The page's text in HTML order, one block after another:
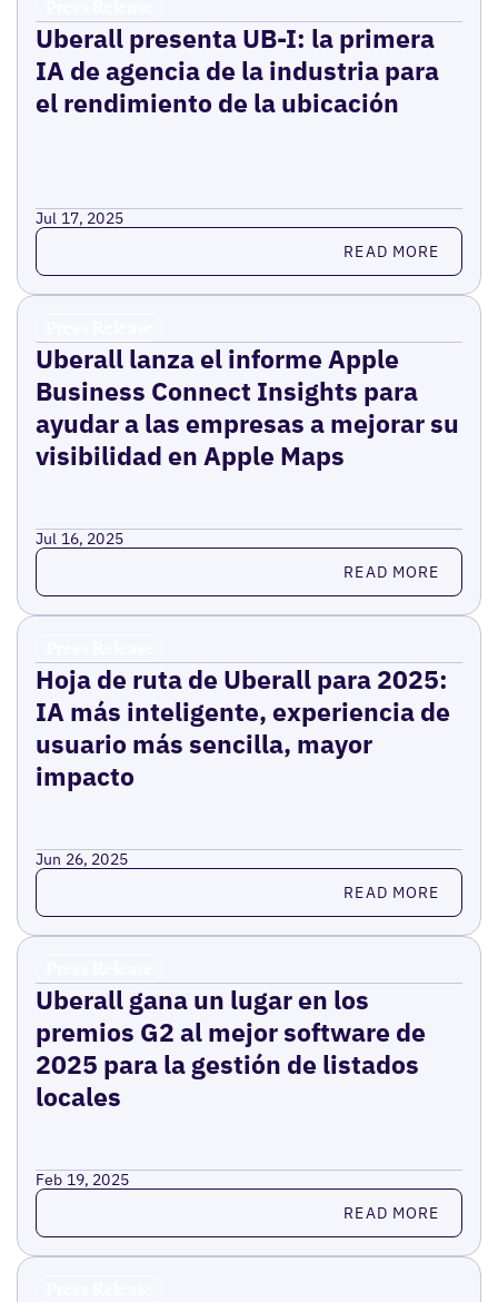
Uberall presenta UB-I: la primera
IA de agencia de la industria para
el rendimiento de la ubicación
Jul 17, 2025
Read more READ MORE
Uberall lanza el informe Apple
Business Connect Insights para
ayudar a las empresas a mejorar su
visibilidad en Apple Maps
Jul 16, 2025
Read more READ MORE
Hoja de ruta de Uberall para 2025:
IA más inteligente, experiencia de
usuario más sencilla, mayor
impacto
Jun 26, 2025
Read more READ MORE
Uberall gana un lugar en los
premios G2 al mejor software de
2025 para la gestión de listados
locales
Feb 19, 2025
Read more READ MORE